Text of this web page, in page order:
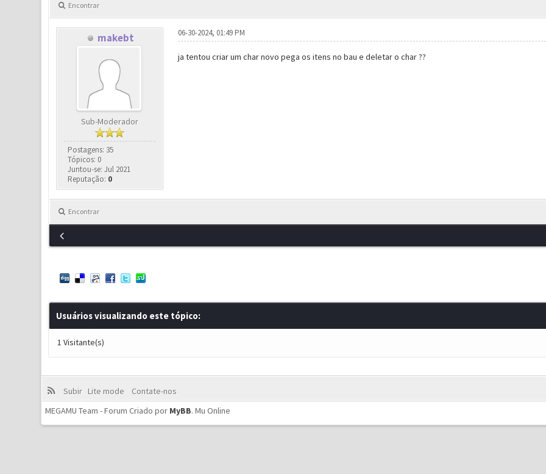
Encontrar
makebt
Sub-Moderador
Postagens: 35
Tópicos: 0
Juntou-se: Jul 2021
Reputação: 0
06-30-2024, 01:49 PM
ja tentou criar um char novo pega os itens no bau e deletar o char ??
Encontrar
Usuários visualizando este tópico:
1 Visitante(s)
Subir Lite mode
Contate-nos
MEGAMU Team - Forum Criado por MyBB.Mu Online